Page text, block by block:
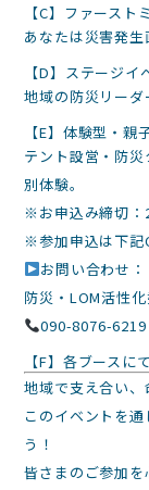
【C】ファースト
あなたは災害発生
【D】ステージ
地域の防災リーダ
【E】体験型・親
テント設営・防
別体験。
※お申込み締切：
※参加申込は下記
お問い合わせ：
防災・LOM活性
090-8076-
【F】各ブースに
地域で支え合い
このイベントを
う！
皆さまのご参加を